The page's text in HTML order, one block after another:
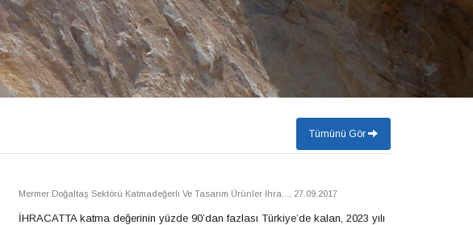
Tümünü Gör
Mermer Doğaltaş Sektörü Katmadeğerli Ve Tasarım Ürünler İhra... 27.09.2017
İHRACATTA katma değerinin yüzde 90’dan fazlası Türkiye’de kalan, 2023 yılı